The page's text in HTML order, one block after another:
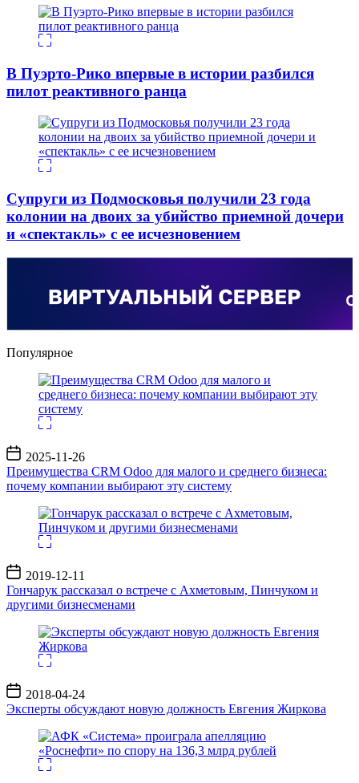
В Пуэрто-Рико впервые в истории разбился
пилот реактивного ранца
Супруги из Подмосковья получили 23 года
колонии на двоих за убийство приемной дочери
и «спектакль» с ее исчезновением
Популярное
Дата
записи
2025-11-26
Преимущества CRM Odoo для малого и среднего бизнеса:
почему компании выбирают эту систему
Дата
записи
2019-12-11
Гончарук рассказал о встрече с Ахметовым, Пинчуком и
другими бизнесменами
Дата
записи
2018-04-24
Эксперты обсуждают новую должность Евгения Жиркова